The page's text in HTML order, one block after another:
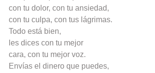
con tu dolor, con tu ansiedad,
con tu culpa, con tus lágrimas.
Todo está bien,
les dices con tu mejor
cara, con tu mejor voz.
Envías el dinero que puedes,